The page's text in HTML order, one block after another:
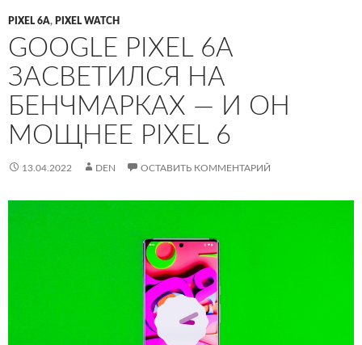
PIXEL 6A, PIXEL WATCH
GOOGLE PIXEL 6A
ЗАСВЕТИЛСЯ НА
БЕНЧМАРКАХ — И ОН
МОЩНЕЕ PIXEL 6
13.04.2022 DEN ОСТАВИТЬ КОММЕНТАРИЙ